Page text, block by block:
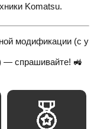
Komatsu.
модификации (с у
— спрашивайте! 🚜